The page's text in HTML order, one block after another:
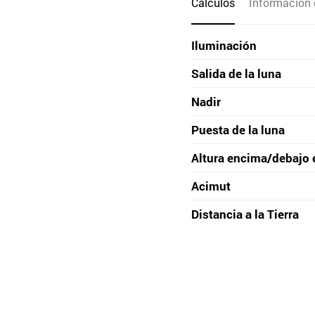
Iluminación
Salida de la luna
Nadir
Puesta de la luna
Altura encima/debajo
Acimut
Distancia a la Tierra